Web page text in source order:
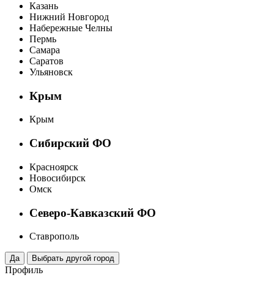
Казань
Нижний Новгород
Набережные Челны
Пермь
Самара
Саратов
Ульяновск
Крым
Крым
Сибирский ФО
Красноярск
Новосибирск
Омск
Северо-Кавказский ФО
Ставрополь
Профиль